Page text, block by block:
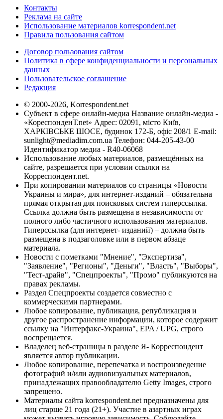
Контакты
Реклама на сайте
Использование материалов korrespondent.net
Правила пользования сайтом
Договор пользования сайтом
Политика в сфере конфиденциальности и персональных
данных
Пользовательское соглашение
Редакция
© 2000-2026, Korrespondent.net
Субъект в сфере онлайн-медиа Название онлайн-медиа -
«КореспонденТ.net» Адрес: 02091, місто Київ,
ХАРКІВСЬКЕ ШОСЕ, будинок 172-Б, офіс 208/1 E-mail:
sunlight@mediadim.com.ua Телефон: 044-205-43-00
Идентификатор медиа - R40-06068
Использование любых материалов, размещённых на
сайте, разрешается при условии ссылки на
Корреспондент.net.
При копировании материалов со страницы «Новости
Украины и мира», для интернет-изданий – обязательна
прямая открытая для поисковых систем гиперссылка.
Ссылка должна быть размещена в независимости от
полного либо частичного использования материалов.
Гиперссылка (для интернет- изданий) – должна быть
размещена в подзаголовке или в первом абзаце
материала.
Новости с пометками "Мнение", "Экспертиза",
"Заявление", "Регионы", "Деньги", "Власть", "Выборы",
"Тест-драйв", "Спецпроекты", "Промо" публикуются на
правах рекламы.
Раздел Спецпроекты создается совместно с
коммерческими партнерами.
Любое копирование, публикация, републикация и
другое распространение информации, которое содержит
ссылку на "Интерфакс-Украина", EPA / UPG, строго
воспрещается.
Владелец веб-страницы в разделе Я- Корреспондент
является автор публикации.
Любое копирование, перепечатка и воспроизведение
фотографий и/или аудиовизуальных материалов,
принадлежащих правообладателю Getty Images, строго
запрещено.
Материалы сайта korrespondent.net предназначены для
лиц старше 21 года (21+). Участие в азартных играх